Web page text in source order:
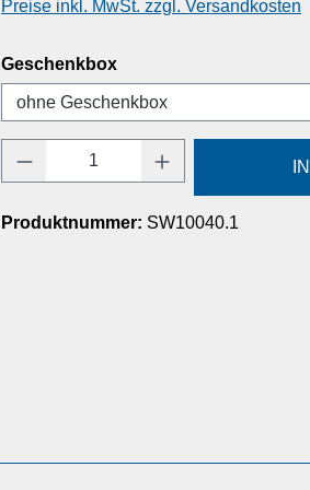
Preise inkl. MwSt. zzgl. Versandkosten
Geschenkboxauswählen
Produkt Anzahl: Gib den
Produktnummer: SW10040.1